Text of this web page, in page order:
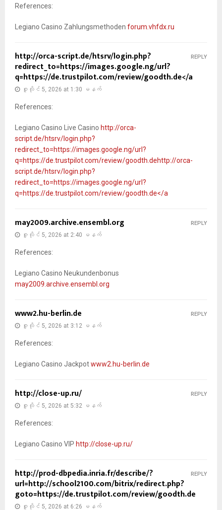
References:
Legiano Casino Zahlungsmethoden forum.vhfdx.ru
http://orca-script.de/htsrv/login.php?
redirect_to=https://images.google.ng/url?
q=https://de.trustpilot.com/review/goodth.de</a
ဇူလိုင် 5, 2026 at 1:30 မနက်
References:
Legiano Casino Live Casino http://orca-
script.de/htsrv/login.php?
redirect_to=https://images.google.ng/url?
q=https://de.trustpilot.com/review/goodth.dehttp://orca-
script.de/htsrv/login.php?
redirect_to=https://images.google.ng/url?
q=https://de.trustpilot.com/review/goodth.de</a
REPLY
may2009.archive.ensembl.org
ဇူလိုင် 5, 2026 at 2:40 မနက်
References:
Legiano Casino Neukundenbonus
may2009.archive.ensembl.org
REPLY
www2.hu-berlin.de
ဇူလိုင် 5, 2026 at 3:12 မနက်
References:
Legiano Casino Jackpotwww2.hu-berlin.de
REPLY
http://close-up.ru/
ဇူလိုင် 5, 2026 at 5:32 မနက်
References:
Legiano Casino VIP http://close-up.ru/
REPLY
http://prod-dbpedia.inria.fr/describe/?
url=http://school2100.com/bitrix/redirect.php?
goto=https://de.trustpilot.com/review/goodth.de
ဇူလိုင် 5, 2026 at 6:26 မနက်
REPLY